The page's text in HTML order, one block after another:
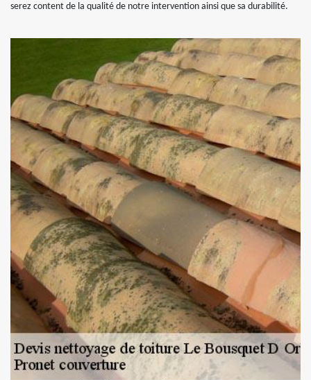
serez content de la qualité de notre intervention ainsi que sa durabilité.